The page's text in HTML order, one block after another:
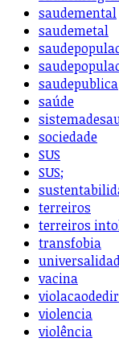
saudemental
saudemetal
saudepublica
saúde
sociedade
SUS
SUS;
terreiros
terreiros
transfobia
vacina
violencia
violência